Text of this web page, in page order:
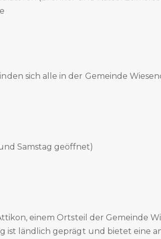
sich alle in der Gemeinde
Samstag geöffnet)
einem Ortsteil der Gemeinde
ist ländlich geprägt und bietet eine